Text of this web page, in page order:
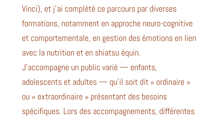
Vinci), et j’ai complété ce parcours par diverses
formations, notamment en approche neuro-cognitive
et comportementale, en gestion des émotions en lien
avec la nutrition et en shiatsu équin.
J’accompagne un public varié — enfants,
adolescents et adultes — qu’il soit dit « ordinaire »
ou « extraordinaire » présentant des besoins
spécifiques. Lors des accompagnements, différentes